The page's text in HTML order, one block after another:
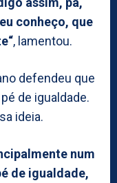
conheço, que
, lamentou.
defendeu que
de igualdade.
ideia.
num
de igualdade,